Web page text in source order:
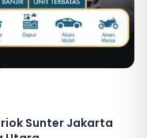
Sunter Jakarta